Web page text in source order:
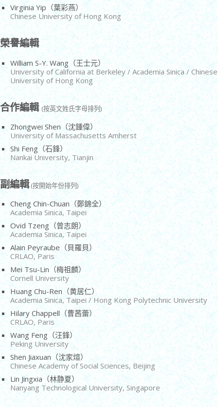
Virginia Yip（葉彩燕）
Chinese University of Hong Kong
榮譽編輯
William S-Y. Wang（王士元）
University of California at Berkeley / Academia Sinica / Chinese
University of Hong Kong
合作編輯 (按英文姓氏字母排列)
Zhongwei Shen（沈鍾偉）
University of Massachusetts Amherst
Shi Feng（石鋒）
Nankai University, Tianjin
副編輯(按開始年份排列)
Cheng Chin-Chuan（鄭錦全）
Academia Sinica, Taipei
Ovid Tzeng（曾志朗）
Academia Sinica, Taipei
Alain Peyraube（貝羅貝）
CRLAO, Paris
Mei Tsu-Lin（梅祖麟）
Cornell University
Huang Chu-Ren（黄居仁）
Academia Sinica, Taipei / Hong Kong Polytechnic University
Hilary Chappell（曹茜蕾）
CRLAO, Paris
Wang Feng（汪鋒）
Peking University
Shen Jiaxuan（沈家煊）
Chinese Academy of Social Sciences, Beijing
Lin Jingxia（林静夏）
Nanyang Technological University, Singapore